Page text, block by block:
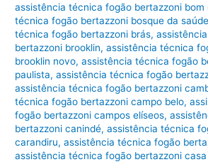
assistência técnica fogão bertazzoni bom
técnica fogão bertazzoni bosque da saúde
técnica fogão bertazzoni brás,
bertazzoni brooklin,assistência técnica
brooklin novo,assistência técnica fogão
paulista,assistência técnica fogão
assistência técnica fogão bertazzoni
técnica fogão bertazzoni campo belo,
fogão bertazzoni campos elíseos,
bertazzoni canindé,assistência técnica
carandiru,assistência técnica fogão
assistência técnica fogão bertazzoni